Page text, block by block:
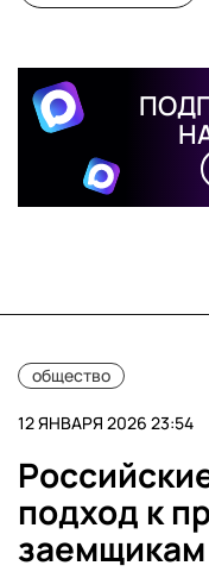
общество
12 ЯНВАРЯ 2026 23:54
подход к
заемщикам